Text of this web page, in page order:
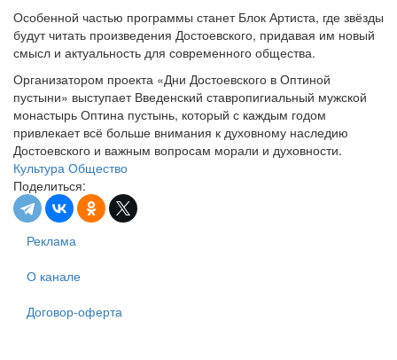
Особенной частью программы станет Блок Артиста, где звёзды
будут читать произведения Достоевского, придавая им новый
смысл и актуальность для современного общества.
Организатором проекта «Дни Достоевского в Оптиной
пустыни» выступает Введенский ставропигиальный мужской
монастырь Оптина пустынь, который с каждым годом
привлекает всё больше внимания к духовному наследию
Достоевского и важным вопросам морали и духовности.
Культура Общество
Поделиться:
Реклама
О канале
Договор-оферта